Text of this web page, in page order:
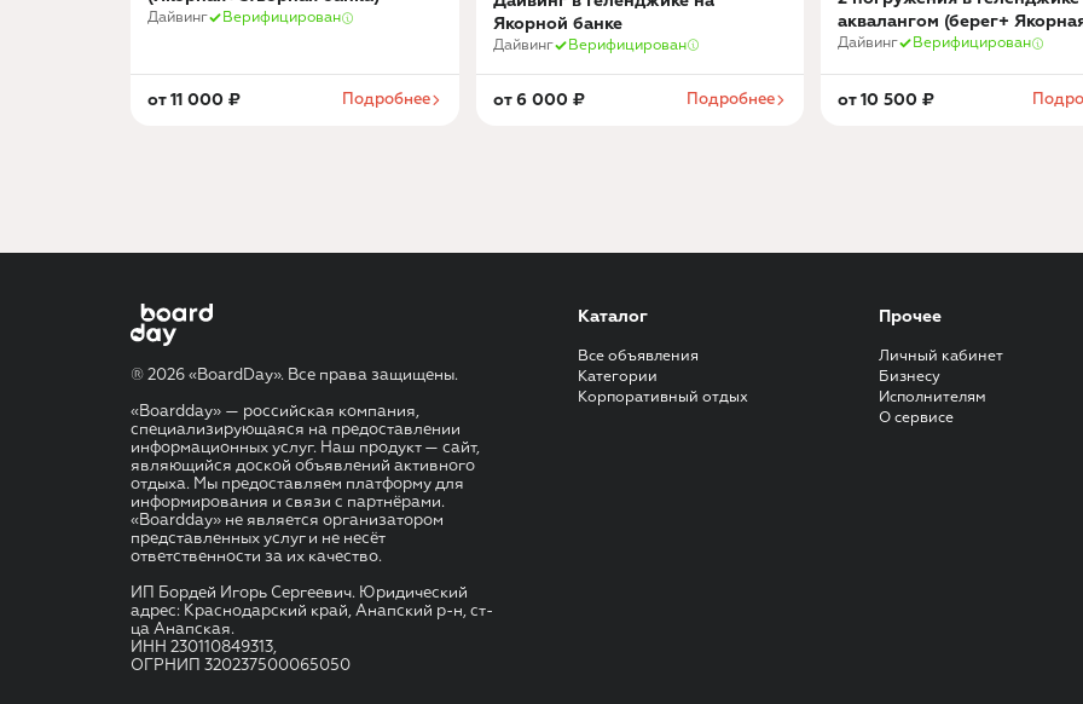
Дайвинг Верифицирован
от11 000 ₽ Подробнее
Якорной банке
Дайвинг Верифицирован
от6 000 ₽ Подробнее
аквалангом (берег+
банка)
Дайвинг Верифицирован
от10 500 ₽
® 2026 «BoardDay». Все права защищены.
«Boardday» — российская компания,
специализирующаяся на предоставлении
информационных услуг. Наш продукт — сайт,
являющийся доской объявлений активного
отдыха. Мы предоставляем платформу для
информирования и связи с партнёрами.
«Boardday» не является организатором
представленных услуг и не несёт
ответственности за их качество.
ИП Бордей Игорь Сергеевич. Юридический
адрес: Краснодарский край, Анапский р-н, ст-
ца Анапская.
ИНН 230110849313,
ОГРНИП 320237500065050
Каталог
Все объявления
Категории
Корпоративный отдых
Прочее
Личный кабинет
Бизнесу
Исполнителям
О сервисе